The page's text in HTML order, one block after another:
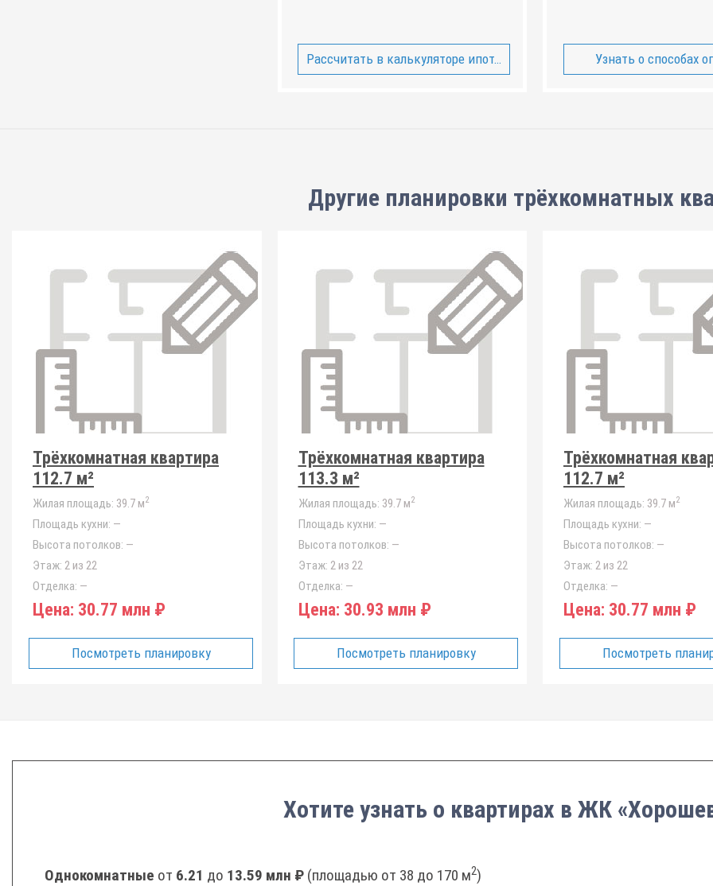
Рассчитать в калькуляторе ипотеки Узнать о способах
Другие планировки трёхкомнатных
Трёхкомнатная квартира
112.7 м²
Жилая площадь: 39.7 м2
Площадь кухни: —
Высота потолков: —
Этаж: 2 из 22
Отделка: —
Цена: 30.77 млн ₽
Посмотреть планировку
Трёхкомнатная квартира
113.3 м²
Жилая площадь: 39.7 м2
Площадь кухни: —
Высота потолков: —
Этаж: 2 из 22
Отделка: —
Цена: 30.93 млн ₽
Посмотреть планировку
Трёхкомнатная
112.7 м²
Жилая площадь: 39.7 м2
Площадь кухни: —
Высота потолков: —
Этаж: 2 из 22
Отделка: —
Цена: 30.77 млн ₽
Посмотреть
Хотите узнать о квартирах в ЖК
Однокомнатные от 6.21 до 13.59 млн ₽ (площадью от 38 до 170 м2)